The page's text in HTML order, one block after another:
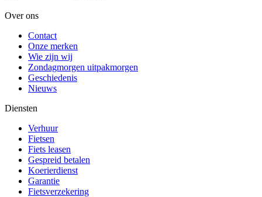
Over ons
Contact
Onze merken
Wie zijn wij
Zondagmorgen uitpakmorgen
Geschiedenis
Nieuws
Diensten
Verhuur
Fietsen
Fiets leasen
Gespreid betalen
Koerierdienst
Garantie
Fietsverzekering